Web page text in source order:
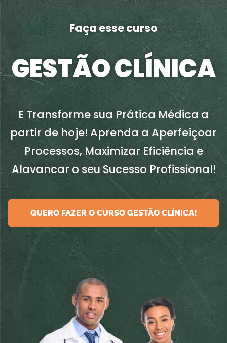
Faça esse curso
GESTÃO CLÍNICA
E Transforme sua Prática Médica a
partir de hoje! Aprenda a Aperfeiçoar
Processos, Maximizar Eficiência e
Alavancar o seu Sucesso Profissional!
QUERO FAZER O CURSO GESTÃO CLÍNICA!